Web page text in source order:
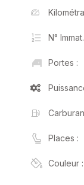
N°
Portes :
Places :
Couleur :